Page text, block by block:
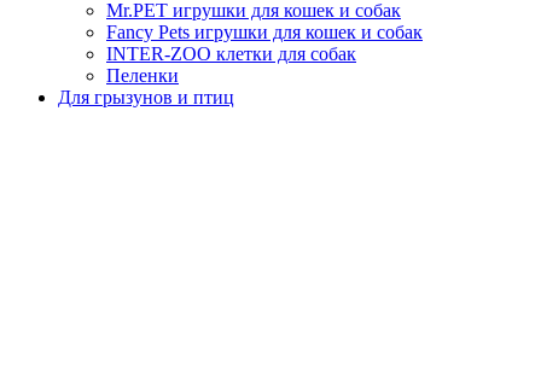
Mr.PET игрушки для кошек и собак
Fancy Pets игрушки для кошек и собак
INTER-ZOO клетки для собак
Пеленки
Для грызунов и птиц